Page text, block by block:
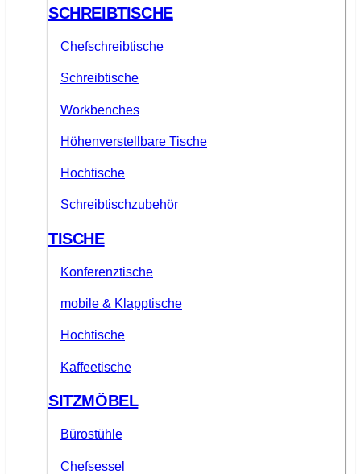
SCHREIBTISCHE
Chefschreibtische
Schreibtische
Workbenches
Höhenverstellbare Tische
Hochtische
Schreibtischzubehör
TISCHE
Konferenztische
mobile & Klapptische
Hochtische
Kaffeetische
SITZMÖBEL
Bürostühle
Chefsessel